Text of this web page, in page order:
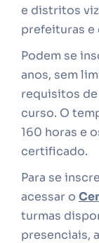
e distritos
prefeituras e
Podem se
anos, sem
requisitos
curso. O
160 horas e
certificado.
Para se
acessar o
turmas
presenciais,